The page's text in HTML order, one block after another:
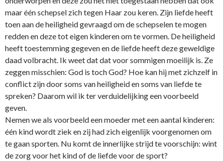
maar één schepsel zich tegen Haar zou keren. Zijn liefde heeft
toen aan de heiligheid gevraagd om de schepselen te mogen
redden en deze tot eigen kinderen om te vormen. De heiligheid
heeft toestemming gegeven en de liefde heeft deze geweldige
daad volbracht. Ik weet dat dat voor sommigen moeilijk is. Ze
zeggen misschien: God is toch God? Hoe kan hij met zichzelf in
conflict zijn door soms van heiligheid en soms van liefde te
spreken? Daarom wil ik ter verduidelijking een voorbeeld
geven.
Nemen we als voorbeeld een moeder met een aantal kinderen:
één kind wordt ziek en zij had zich eigenlijk voorgenomen om
te gaan sporten. Nu komt de innerlijke strijd te voorschijn: wint
de zorg voor het kind of de liefde voor de sport?